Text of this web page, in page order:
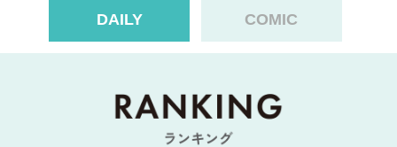
とか無事に終了！
試乗前は「いらね！」「シニアカーは女の人の乗り物だ」
DAILY COMIC